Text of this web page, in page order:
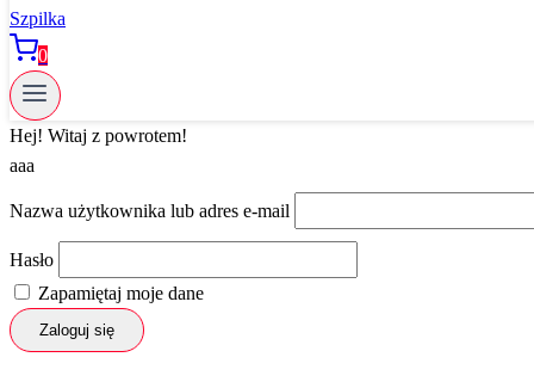
0
Hej! Witaj z powrotem!
aaa
Nazwa użytkownika lub adres e-mail
Hasło
Zapamiętaj moje dane
Zaloguj się